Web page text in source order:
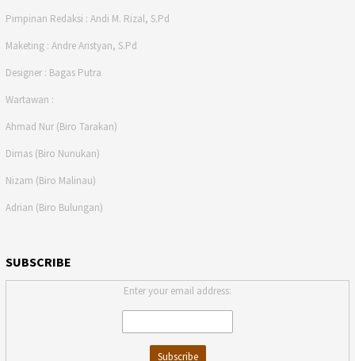
Pimpinan Redaksi : Andi M. Rizal, S.Pd
Maketing : Andre Aristyan, S.Pd
Designer : Bagas Putra
Wartawan :
Ahmad Nur (Biro Tarakan)
Dimas (Biro Nunukan)
Nizam (Biro Malinau)
Adrian (Biro Bulungan)
SUBSCRIBE
Enter your email address: